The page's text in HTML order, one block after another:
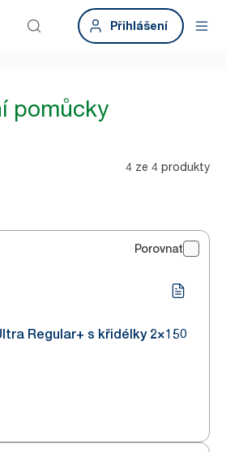
Přihlášení
pomůcky
4 ze 4 produkty
Porovnat
Regular+ s křidélky 2×150